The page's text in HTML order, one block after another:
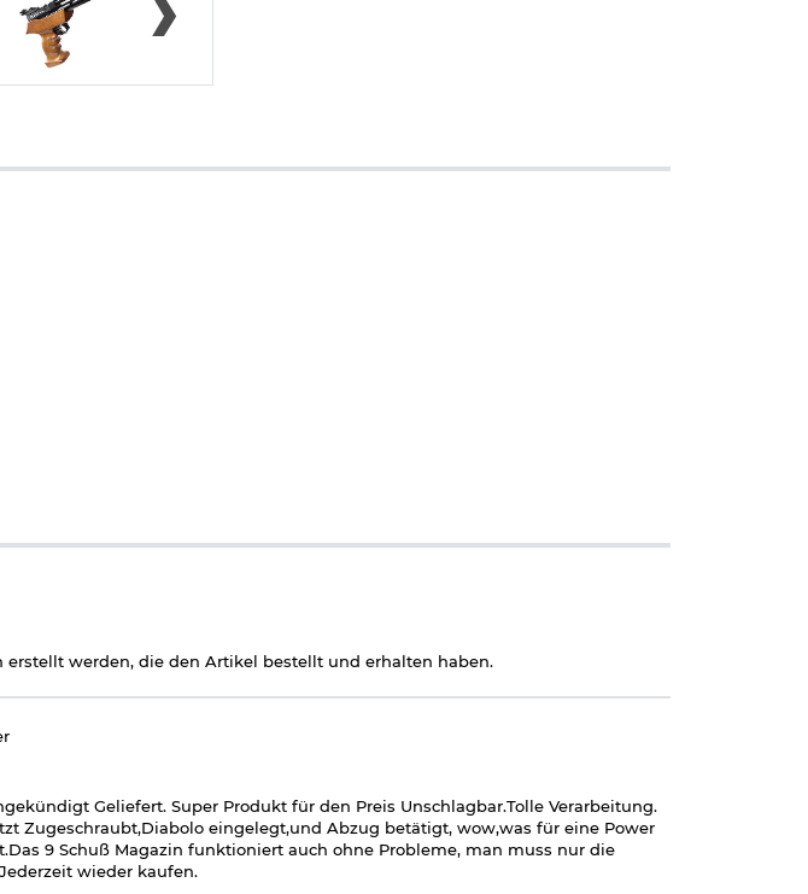
werden, die den Artikel bestellt und erhalten haben.
Geliefert. Super Produkt für den Preis Unschlagbar.Tolle Verarbeitung.
Zugeschraubt,Diabolo eingelegt,und Abzug betätigt, wow,was für eine Power
9 Schuß Magazin funktioniert auch ohne Probleme, man muss nur die
wieder kaufen.